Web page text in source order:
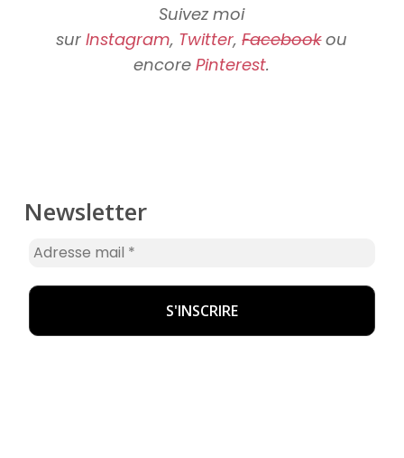
Suivez moi
surInstagram, Twitter,Facebookou
encorePinterest.
Newsletter